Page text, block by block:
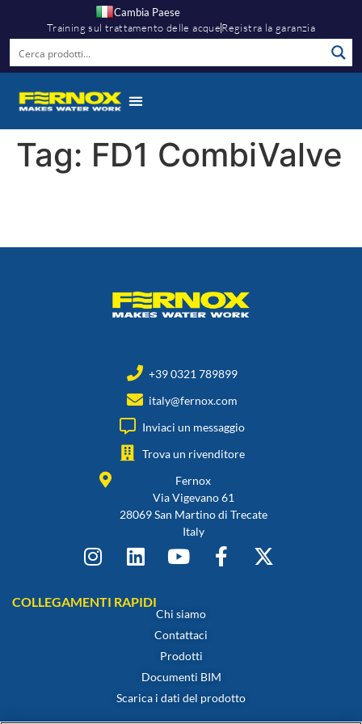
Cambia Paese
Training sul trattamento delle acqueRegistra la garanzia
Tag: FD1 CombiValve
+39 0321 789899
italy@fernox.com
Inviaci un messaggio
Trova un rivenditore
Fernox
Via Vigevano 61
28069 San Martino di Trecate
Italy
COLLEGAMENTI RAPIDI
Chi siamo
Contattaci
Prodotti
Documenti BIM
Scarica i dati del prodotto